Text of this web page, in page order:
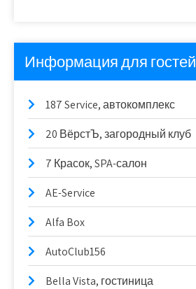
Информация для гостей
187 Service, автокомплекс
20 ВёрстЪ, загородный клуб
7 Красок, SPA-салон
AE-Service
Alfa Box
AutoClub156
Bella Vista, гостиница